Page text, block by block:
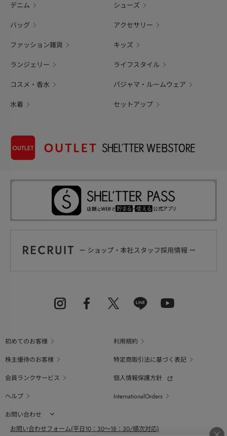
デニム シューズ
バッグ アクセサリー
ファッション雑貨 キッズ
ランジェリー ライフスタイル
コスメ・香水 パジャマ・ルームウェア
水着 セットアップ
初めてのお客様
利用規約
株主優待のお客様
特定商取引法に基づく表記
会員ランクサービス
個人情報保護方針
ヘルプ
InternationalOrders
お問い合わせ
お問い合わせフォーム(平日10：30～18：30/順次対応)